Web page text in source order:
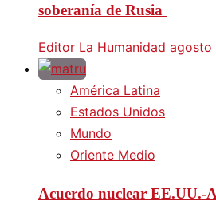
soberanía de Rusia
Editor La Humanidad agosto
América Latina
Estados Unidos
Mundo
Oriente Medio
Acuerdo nuclear EE.UU.-